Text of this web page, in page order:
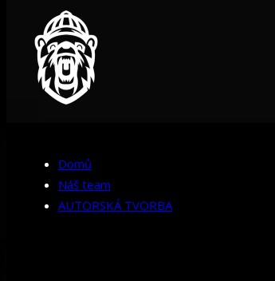
Domů
Náš team
AUTORSKÁ TVORBA